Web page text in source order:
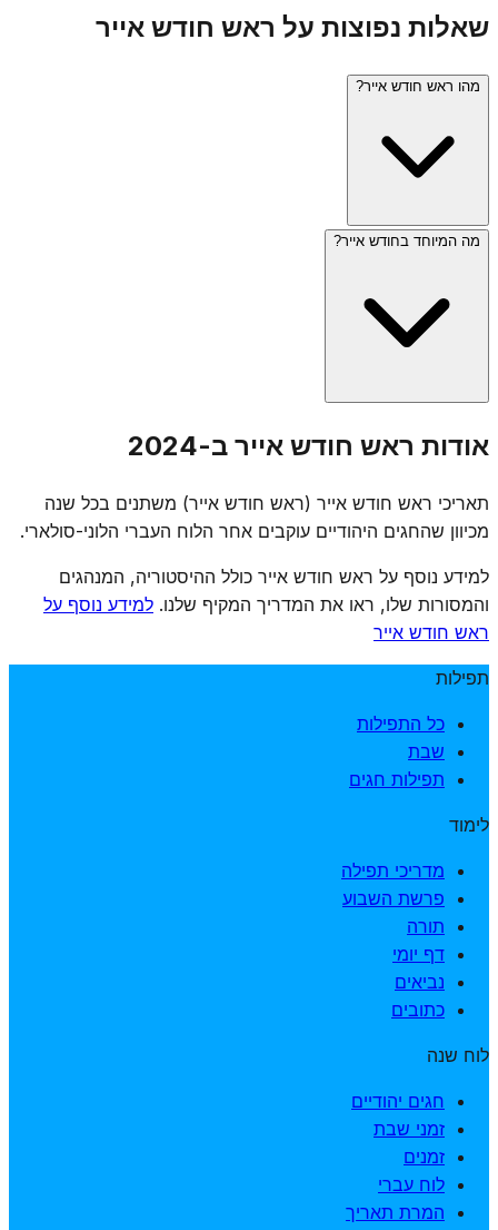
שאלות נפוצות על ראש חודש אייר
מהו ראש חודש אייר?
וגם כחודש שבו חלים יום העצמאות, פסח שני, ל"ג בעומר ויום
ירושלים. ראש חודש אייר הוא תמיד שני ימים.
מה המיוחד בחודש אייר?
חודש אייר כולל מספר רב של ימים מיוחדים: יום הזיכרון (ד'), יום
העצמאות (ה'), פסח שני (י"ד), ל"ג בעומר (י"ח), ויום ירושלים
(כ"ח). כל חודש אייר חל בתוך ימי ספירת העומר, ולכן נהוגים בו
מנהגי אבלות מסוימים. תפילות ראש חודש כרגיל.
אודות ראש חודש אייר ב-2024
תאריכי ראש חודש אייר (ראש חודש אייר) משתנים בכל שנה
מכיוון שהחגים היהודיים עוקבים אחר הלוח העברי הלוני-סולארי.
למידע נוסף על ראש חודש אייר כולל ההיסטוריה, המנהגים
והמסורות שלו, ראו את המדריך המקיף שלנו. למידע נוסף על
ראש חודש אייר
תפילות
כל התפילות
שבת
תפילות חגים
לימוד
מדריכי תפילה
פרשת השבוע
תורה
דף יומי
נביאים
כתובים
לוח שנה
חגים יהודיים
זמני שבת
זמנים
לוח עברי
המרת תאריך